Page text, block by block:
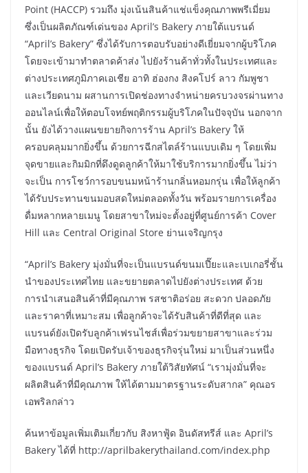
Point (HACCP) รวมถึง มุ่งเน้นสินค้าแช่แข็งคุณภาพพรีเมี่ยม
ซึ่งเป็นผลิตภัณฑ์เด่นของ April’s Bakery ภายใต้แบรนด์
“April’s Bakery” ซึ่งได้รับการตอบรับอย่างดีเยี่ยมจากผู้บริโภค
โดยจะเข้ามาทำตลาดค้าส่ง ไปยังร้านค้าทั่วทั้งในประเทศและ
ต่างประเทศภูมิภาคเอเชีย อาทิ ฮ่องกง สิงคโปร์ ลาว กัมพูชา
และเวียดนาม ผสานการเปิดช่องทางจำหน่ายครบวงจรผ่านทาง
ออนไลน์เพื่อให้ตอบโจทย์พฤติกรรมผู้บริโภคในปัจจุบัน นอกจาก
นั้น ยังได้วางแผนขยายกิจการร้าน April’s Bakery ให้
ครอบคลุมมากยิ่งขึ้น ด้วยการฉีกสไตล์ร้านแบบเดิม ๆ โดยเพิ่ม
จุดขายและกิมมิกที่ดึงดูดลูกค้าให้มาใช้บริการมากยิ่งขึ้น ไม่ว่า
จะเป็น การโชว์การอบขนมหน้าร้านกลิ่นหอมกรุ่น เพื่อให้ลูกค้า
ได้รับประทานขนมอบสดใหม่ตลอดทั้งวัน พร้อมรายการเครื่อง
ดื่มหลากหลายเมนู โดยสาขาใหม่จะตั้งอยู่ที่ศูนย์การค้า Cover
Hill และ Central Original Store ย่านเจริญกรุง
“April’s Bakery มุ่งมั่นที่จะเป็นแบรนด์ขนมเปี๊ยะและเบเกอรี่ชั้น
นำของประเทศไทย และขยายตลาดไปยังต่างประเทศ ด้วย
การนำเสนอสินค้าที่มีคุณภาพ รสชาติอร่อย สะดวก ปลอดภัย
และราคาที่เหมาะสม เพื่อลูกค้าจะได้รับสินค้าที่ดีที่สุด และ
แบรนด์ยังเปิดรับลูกค้าเฟรนไชส์เพื่อร่วมขยายสาขาและร่วม
มือทางธุรกิจ โดยเปิดรับเจ้าของธุรกิจรุ่นใหม่ มาเป็นส่วนหนึ่ง
ของแบรนด์ April’s Bakery ภายใต้วิสัยทัศน์ “เรามุ่งมั่นที่จะ
ผลิตสินค้าที่มีคุณภาพ ให้ได้ตามมาตรฐานระดับสากล” คุณอร
เอพริลกล่าว
ค้นหาข้อมูลเพิ่มเติมเกี่ยวกับ สิงหาฟู้ด อินดัสทรีส์ และ April’s
Bakery ได้ที่ http://aprilbakerythailand.com/index.php